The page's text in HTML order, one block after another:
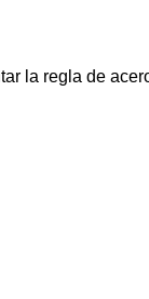
la regla de